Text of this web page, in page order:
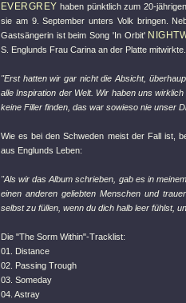
EVERGREY haben pünktlich zum 20-
sie am 9. September unters Volk bringen.
Gastsängerin ist beim Song 'In Orbit'
S. Englunds Frau Carina an der Platte
"Erst hatten wir gar nicht die Absicht,
alle Inspiration der Welt. Wir haben uns
keine Filler finden, das war sowieso nie unser
Wie es bei den Schweden meist der Fall ist,
aus Englunds Leben:
"Als wir das Album schrieben, gab es in
einen anderen geliebten Menschen und
selbst zu füllen, wenn du dich halb leer fühlst,
Die "The Sorm Within"-Tracklist:
01. Distance
02. Passing Trough
03. Someday
04. Astray